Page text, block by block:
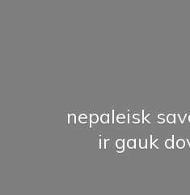
nepaleisk
ir gauk